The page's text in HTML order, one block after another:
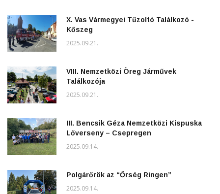
X. Vas Vármegyei Tűzoltó Találkozó -
Kőszeg
2025.09.21.
VIII. Nemzetközi Öreg Járművek
Találkozója
2025.09.21.
III. Bencsik Géza Nemzetközi Kispuska
Lőverseny – Csepregen
2025.09.14.
Polgárőrök az “Őrség Ringen”
2025.09.14.